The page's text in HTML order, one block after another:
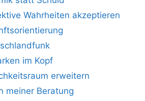
Wahrheiten akzeptieren
im Kopf
erweitern
meiner Beratung